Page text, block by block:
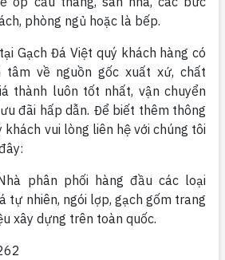
phòng ngủ hoặc là bếp.
Gạch Đá Việt quý khách hàng có
tâm về nguồn gốc xuất xứ, chất
thành luôn tốt nhất, vận chuyển
đãi hấp dẫn. Để biết thêm thông
khách vui lòng liên hệ với chúng tôi
phân phối hàng đầu các loại
tự nhiên, ngói lợp, gạch gốm trang
xây dựng trên toàn quốc.